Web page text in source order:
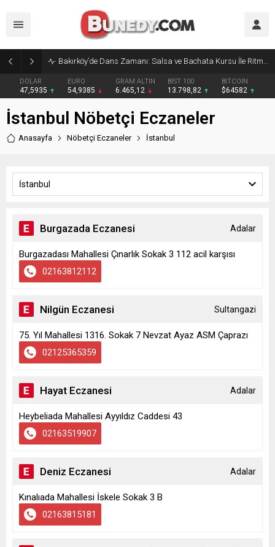
Bakırköy’de Dans Zamanı: Salsa ve Bachata Kursu İle Ritmi Yakalayın!
DOLAR
47,5935
EURO
54,9385
GRAM ALTIN
6.465,12
BIST 100
13.798,82
BITCOIN
$64582
İstanbul Nöbetçi Eczaneler
Anasayfa Nöbetçi Eczaneler İstanbul
İstanbul
Burgazada Eczanesi Adalar
Burgazadası Mahallesi Çınarlık Sokak 3 112 acil karşısı
02163812112
Nilgün Eczanesi Sultangazi
75. Yıl Mahallesi 1316. Sokak 7 Nevzat Ayaz ASM Çaprazı
02125365359
Hayat Eczanesi Adalar
Heybeliada Mahallesi Ayyıldız Caddesi 43
02163519907
Deniz Eczanesi Adalar
Kınalıada Mahallesi İskele Sokak 3 B
02163815181